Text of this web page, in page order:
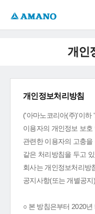
개인
개인정보처리방침
('아마노코리아(주)'이하
이용자의 개인정보 보
관련한 이용자의 고충
같은 처리방침을 두고
회사는 개인정보처리방
공지사항(또는 개별공
○ 본 방침은부터 2020